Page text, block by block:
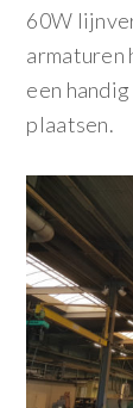
60W
armaturen
een
plaatsen.